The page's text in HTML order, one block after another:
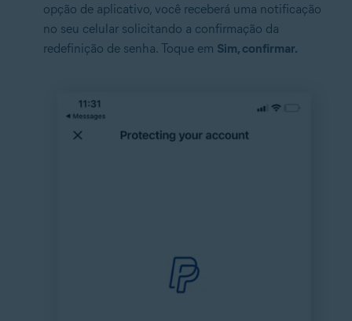
opção de aplicativo, você receberá uma notificação
no seu celular solicitando a confirmação da
redefinição de senha. Toque em Sim, confirmar.